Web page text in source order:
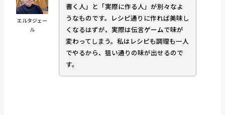
エルタジェー
ル
書く人」と「実際に作る人」が別々なよ
うなものです。レシピ通りに作れば美味し
くなるはずが、実際は伝言ゲームで味が
変わってしまう。私はレシピも調理も一人
でやるから、狙い通りの味が出せるので
す。